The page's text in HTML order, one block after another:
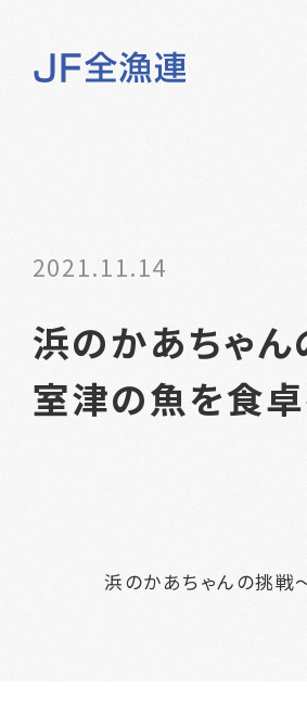
2021.11.14
浜のかあちゃ
室津の魚を食
浜のかあちゃんの挑戦